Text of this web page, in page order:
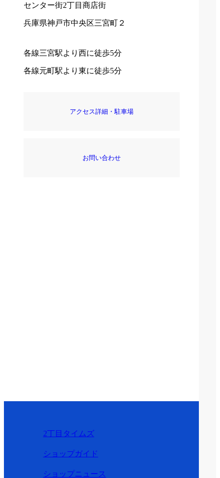
センター街2丁目商店街
兵庫県神戸市中央区三宮町２
各線三宮駅より西に徒歩5分
各線元町駅より東に徒歩5分
アクセス詳細・駐車場
お問い合わせ
2丁目タイムズ
ショップガイド
ショップニュース